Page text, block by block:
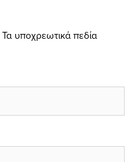
Τα υποχρεωτικά πεδία